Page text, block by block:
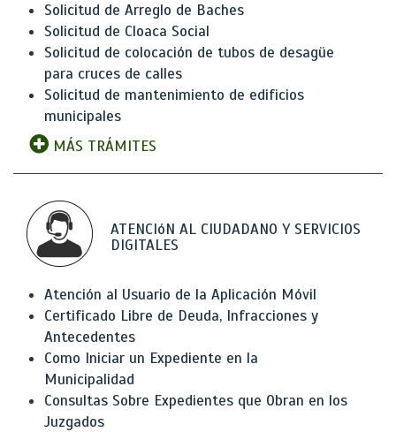
Solicitud de Arreglo de Baches
Solicitud de Cloaca Social
Solicitud de colocación de tubos de desagüe
para cruces de calles
Solicitud de mantenimiento de edificios
municipales
MÁS TRÁMITES
ATENCIóN AL CIUDADANO Y SERVICIOS
DIGITALES
Atención al Usuario de la Aplicación Móvil
Certificado Libre de Deuda, Infracciones y
Antecedentes
Como Iniciar un Expediente en la
Municipalidad
Consultas Sobre Expedientes que Obran en los
Juzgados